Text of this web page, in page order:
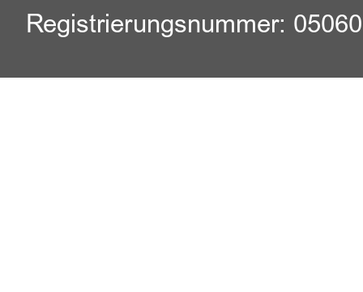
Registrierungsnummer: